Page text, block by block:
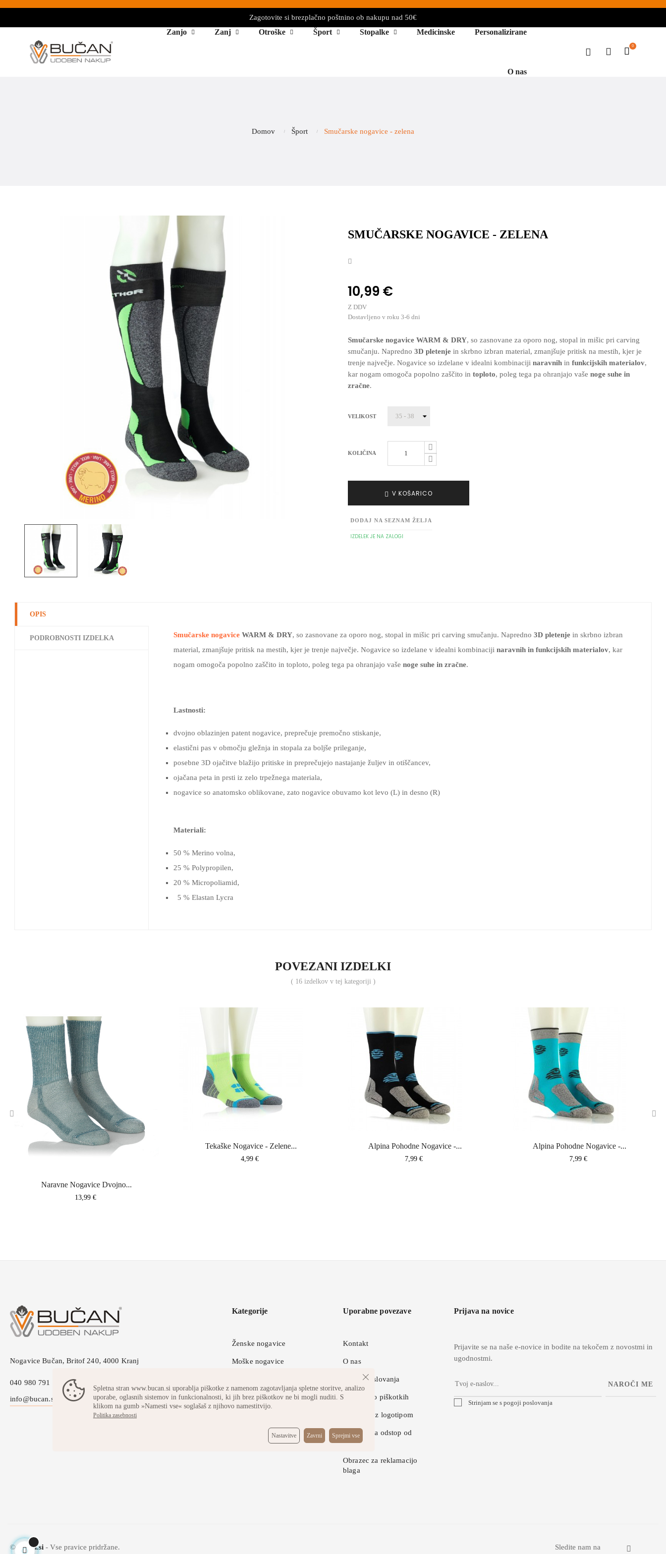
Spletna stran www.bucan.si uporablja piškotke z namenom zagotavljanja spletne storitve, analizo
uporabe, oglasnih sistemov in funkcionalnosti, ki jih brez piškotkov ne bi mogli nuditi. S
klikom na gumb »Namesti vse« soglašaš z njihovo namestitvijo.
Politika zasebnosti
Nastavitve Zavrni Sprejmi vse
Zagotovite si brezplačno poštnino ob nakupu nad 50€
Zanjo Zanj Otroške Šport Stopalke Medicinske Personalizirane
O nas
0
Domov Šport Smučarske nogavice - zelena
SMUČARSKE NOGAVICE - ZELENA
10,99 €
Z DDV
Dostavljeno v roku 3-6 dni
Smučarske nogavice WARM & DRY, so zasnovane za oporo nog, stopal in mišic pri carving
smučanju. Napredno 3D pletenje in skrbno izbran material, zmanjšuje pritisk na mestih, kjer je
trenje največje. Nogavice so izdelane v idealni kombinaciji naravnih in funkcijskih materialov,
kar nogam omogoča popolno zaščito in toploto, poleg tega pa ohranjajo vaše noge suhe in
zračne.
VELIKOST
KOLIČINA
V KOŠARICO
DODAJ NA SEZNAM ŽELJA
IZDELEK JE NA ZALOGI
OPIS
PODROBNOSTI IZDELKA Smučarske nogavice WARM & DRY, so zasnovane za oporo nog, stopal in mišic pri carving smučanju. Napredno 3D pletenje in skrbno izbran
material, zmanjšuje pritisk na mestih, kjer je trenje največje. Nogavice so izdelane v idealni kombinaciji naravnih in funkcijskih materialov, kar
nogam omogoča popolno zaščito in toploto, poleg tega pa ohranjajo vaše noge suhe in zračne.
Lastnosti:
dvojno oblazinjen patent nogavice, preprečuje premočno stiskanje,
elastični pas v območju gležnja in stopala za boljše prileganje,
posebne 3D ojačitve blažijo pritiske in preprečujejo nastajanje žuljev in otiščancev,
ojačana peta in prsti iz zelo trpežnega materiala,
nogavice so anatomsko oblikovane, zato nogavice obuvamo kot levo (L) in desno (R)
Materiali:
50 % Merino volna,
25 % Polypropilen,
20 % Micropoliamid,
5 % Elastan Lycra
POVEZANI IZDELKI
( 16 izdelkov v tej kategoriji )
Naravne Nogavice Dvojno...
Cena
13,99 €
Tekaške Nogavice - Zelene...
Cena
4,99 €
Alpina Pohodne Nogavice -...
Cena
7,99 €
Alpina Pohodne Nogavice -...
Cena
7,99 €
Nogavice Bučan, Britof 240, 4000 Kranj
040 980 791
info@bucan.si
Kategorije
Ženske nogavice
Moške nogavice
Športne nogavice
Uporabne povezave
Kontakt
O nas
Pogoji poslovanja
Pravilnik o piškotkih
Nogavice z logotipom
Obrazec za odstop od
pogodbe
Obrazec za reklamacijo
blaga
Prijava na novice
Prijavite se na naše e-novice in bodite na tekočem z novostmi in
ugodnostmi.
NAROČI ME
Strinjam se s pogoji poslovanja
© bucan.si - Vse pravice pridržane. Sledite nam na